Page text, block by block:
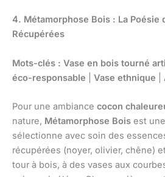
4. Métamorphose Bois : La Poésie
Récupérées
Mots-clés : Vase en bois tourné
éco-responsable
Vase ethnique
Pour une ambiance cocon
nature, Métamorphose Bois est
sélectionne avec soin des
récupérées (noyer, olivier, chêne)
tour à bois, à des vases aux